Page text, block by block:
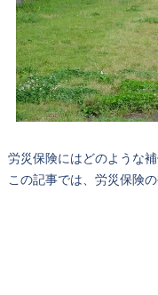
労災保険にはどのような
この記事では、労災保険